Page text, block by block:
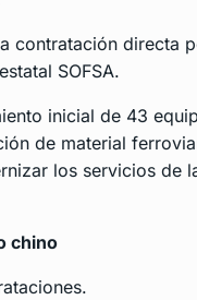
contratación directa
SOFSA.
inicial de 43
de material
los servicios de
chino